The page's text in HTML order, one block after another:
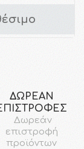
ΔΩΡΕΑΝ
Δωρεάν
επιστροφή
προϊόντων